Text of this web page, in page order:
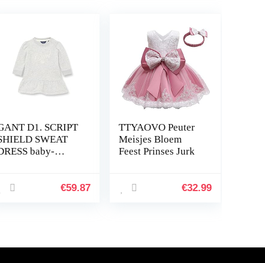
D1. SCRIPT
SWEAT
baby-
€59.87
TTYAOVO Peuter
Meisjes Bloem
Feest Prinses Jurk
€32.99